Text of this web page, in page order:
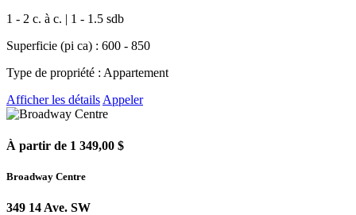
1 - 2 c. à c. | 1 - 1.5 sdb
Superficie (pi ca) : 600 - 850
Type de propriété : Appartement
Afficher les détailsAppeler
À partir de 1 349,00 $
Broadway Centre
349 14 Ave. SW